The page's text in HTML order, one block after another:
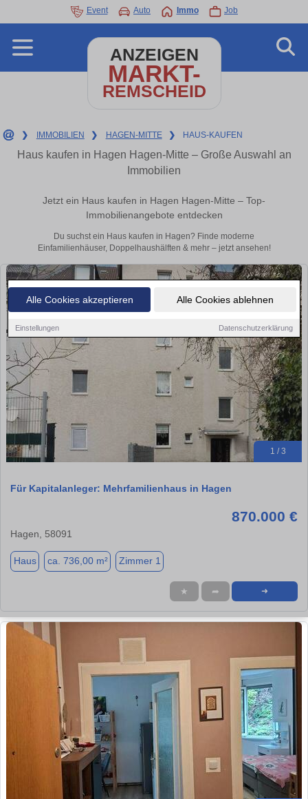
Alle Cookies akzeptieren Alle Cookies ablehnen
Einstellungen Datenschutzerklärung
Event Auto Immo Job
ANZEIGEN
MARKT-
REMSCHEID
❯ IMMOBILIEN ❯ HAGEN-MITTE ❯ HAUS-KAUFEN
Haus kaufen in Hagen Hagen-Mitte – Große Auswahl an
Immobilien
Jetzt ein Haus kaufen in Hagen Hagen-Mitte – Top-
Immobilienangebote entdecken
Du suchst ein Haus kaufen in Hagen? Finde moderne
Einfamilienhäuser, Doppelhaushälften & mehr – jetzt ansehen!
1 / 3
Für Kapitalanleger: Mehrfamilienhaus in Hagen
870.000 €
Hagen, 58091
Haus ca. 736,00 m² Zimmer 1
★ ➦ ➜